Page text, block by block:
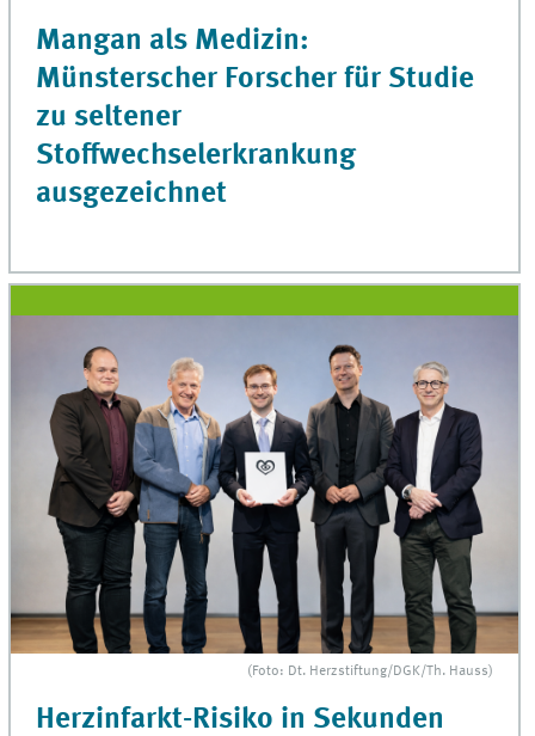
Mangan als Medizin:
Münsterscher Forscher für Studie
zu seltener
Stoffwechselerkrankung
ausgezeichnet
(Foto: Dt. Herzstiftung/DGK/Th. Hauss)
Herzinfarkt-Risiko in Sekunden